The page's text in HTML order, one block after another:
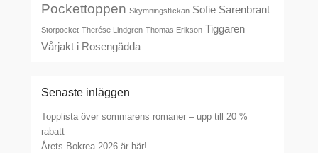
Pockettoppen Skymningsflickan Sofie Sarenbrant
Storpocket Therése Lindgren Thomas Erikson Tiggaren
Vårjakt i Rosengädda
Senaste inläggen
Topplista över sommarens romaner – upp till 20 %
rabatt
Årets Bokrea 2026 är här!